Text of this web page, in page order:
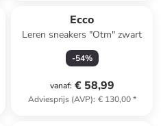
Ecco
Leren sneakers "Otm" zwart
-54%
vanaf: € 58,99
Adviesprijs (AVP): € 130,00*